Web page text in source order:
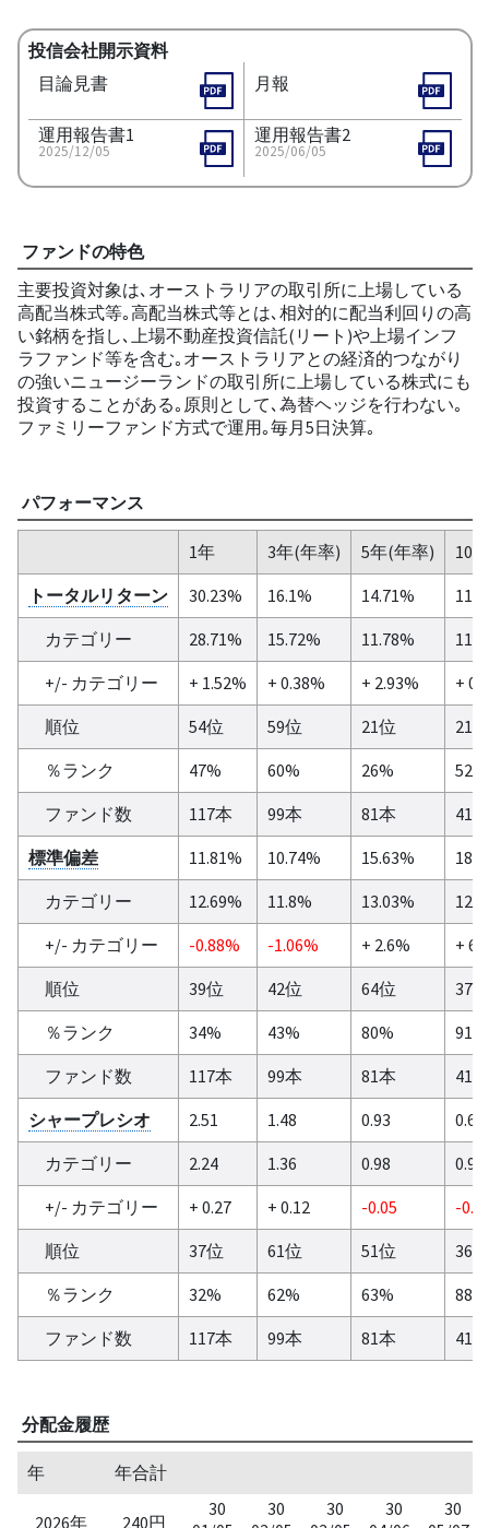
投信会社開示資料
目論見書
月報
運用報告書1
2025/12/05
運用報告書2
2025/06/05
ファンドの特色
主要投資対象は､オーストラリアの取引所に上場している
高配当株式等｡高配当株式等とは､相対的に配当利回りの高
い銘柄を指し､上場不動産投資信託(リート)や上場インフ
ラファンド等を含む｡オーストラリアとの経済的つながり
の強いニュージーランドの取引所に上場している株式にも
投資することがある｡原則として､為替ヘッジを行わない｡
ファミリーファンド方式で運用｡毎月5日決算｡
パフォーマンス
1年 3年(年率) 5年(年率)
10
トータルリターン
30.23% 16.1% 14.71%
カテゴリー
28.71% 15.72% 11.78%
+/- カテゴリー
+ 1.52% + 0.38% + 2.93%
+
順位
54位 59位 21位
21位
％ランク
47% 60% 26%
52%
ファンド数
117本 99本 81本
41本
標準偏差
11.81% 10.74% 15.63%
カテゴリー
12.69% 11.8% 13.03%
+/- カテゴリー
-0.88% -1.06% + 2.6%
+
順位
39位 42位 64位
37位
％ランク
34% 43% 80%
91%
ファンド数
117本 99本 81本
41本
シャープレシオ
2.51 1.48 0.93
0.62
カテゴリー
2.24 1.36 0.98
0.95
+/- カテゴリー
+ 0.27 + 0.12 -0.05
-
順位
37位 61位 51位
36位
％ランク
32% 62% 63%
88%
ファンド数
117本 99本 81本 41本
分配金履歴
年 年合計
2026年 240円
30
30
30
30
30